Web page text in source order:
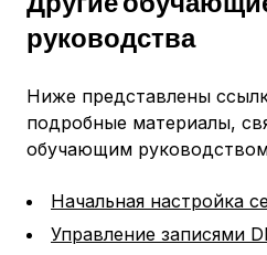
руководства
Ниже представлены
подробные материалы,
обучающим
Начальная настройка
Управление записями